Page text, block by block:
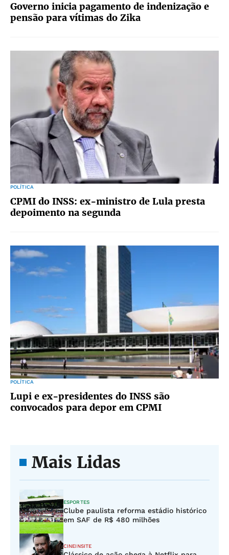
Governo inicia pagamento de indenização e
pensão para vítimas do Zika
POLÍTICA
CPMI do INSS: ex-ministro de Lula presta
depoimento na segunda
POLÍTICA
Lupi e ex-presidentes do INSS são
convocados para depor em CPMI
Mais Lidas
ESPORTES
Clube paulista reforma estádio histórico
em SAF de R$ 480 milhões
CINEINSITE